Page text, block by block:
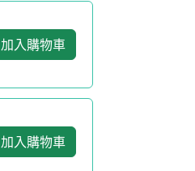
加入購物車
加入購物車